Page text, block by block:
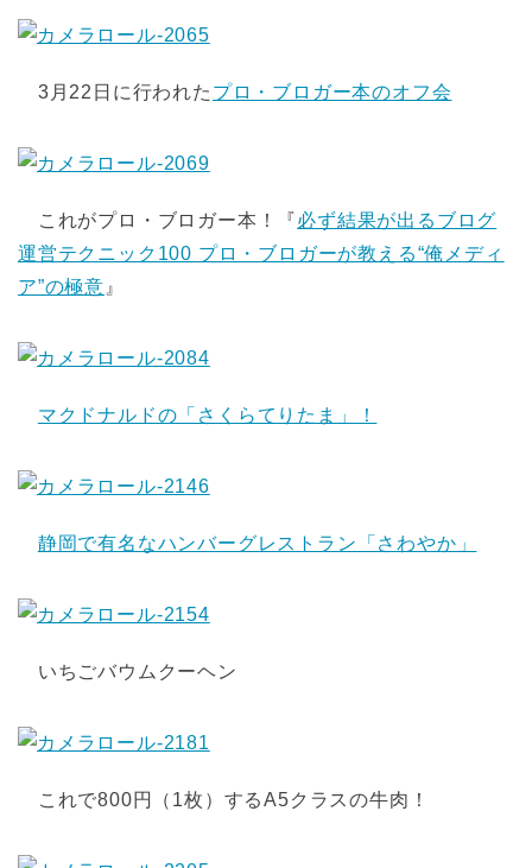
3月22日に行われた プロ・ブロガー本のオフ会
これがプロ・ブロガー本！『必ず結果が出るブログ
運営テクニック100 プロ・ブロガーが教える“俺メディ
ア”の極意 』
マクドナルドの「さくらてりたま」！
静岡で有名なハンバーグレストラン「さわやか」
いちごバウムクーヘン
これで800円（1枚）するA5クラスの牛肉！